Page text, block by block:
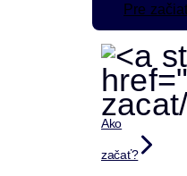
Pre
Ako
začať?